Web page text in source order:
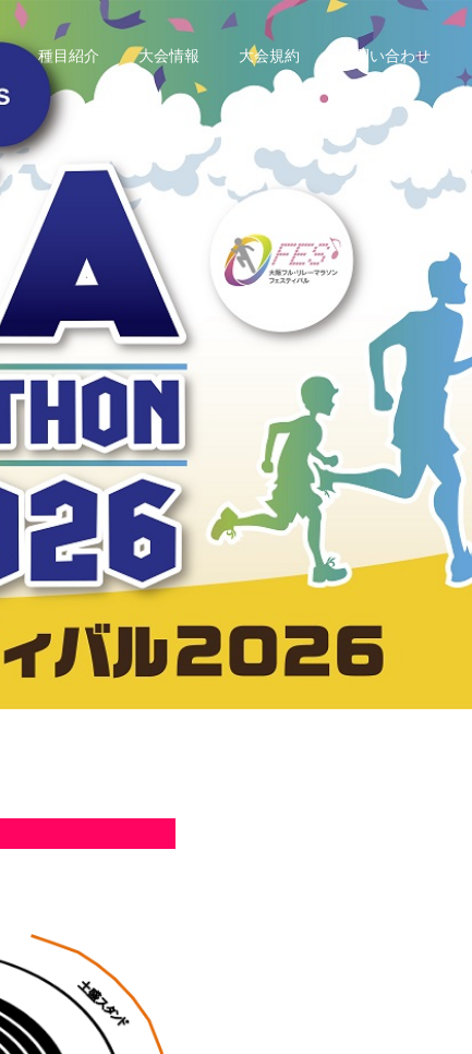
種目紹介 大会情報 大会規約 お問い合わせ